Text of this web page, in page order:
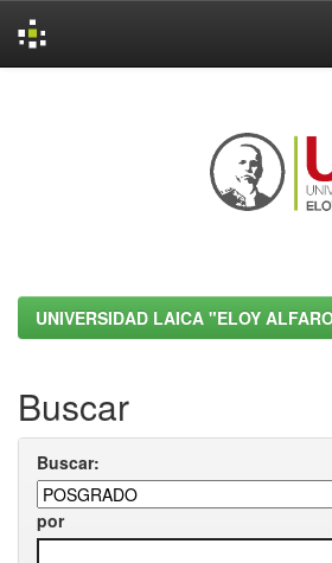
UNIVERSIDAD LAICA "ELOY
Buscar
Buscar:
por